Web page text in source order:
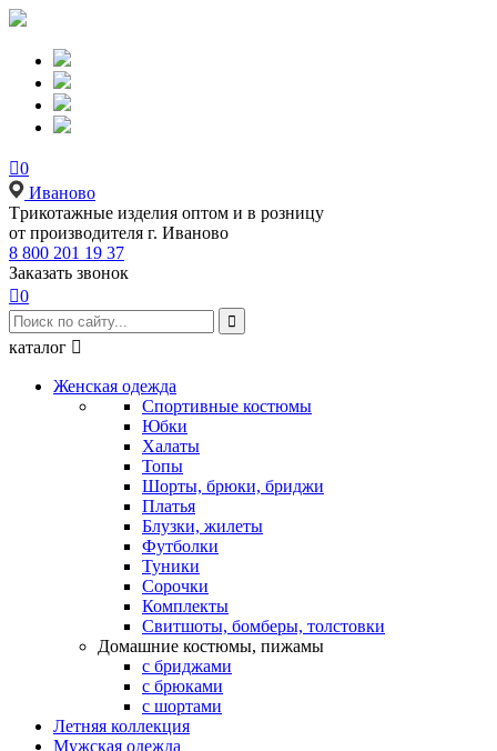
0
Иваново
Tрикотажные изделия оптом и в розницу
от производителя г. Иваново
8 800 201 19 37
Заказать звонок
0

каталог 
Женская одежда
Спортивные костюмы
Юбки
Халаты
Топы
Шорты, брюки, бриджи
Платья
Блузки, жилеты
Футболки
Туники
Сорочки
Комплекты
Свитшоты, бомберы, толстовки
Домашние костюмы, пижамы
с бриджами
с брюками
с шортами
Летняя коллекция
Мужская одежда